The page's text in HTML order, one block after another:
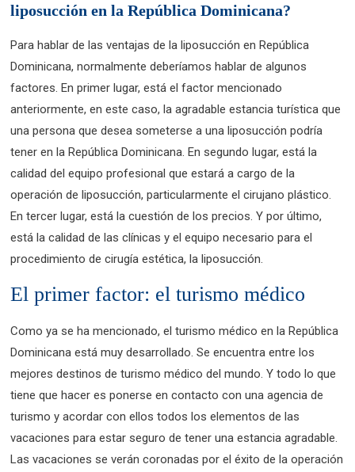
liposucción en la República Dominicana?
Para hablar de las ventajas de la liposucción en República
Dominicana, normalmente deberíamos hablar de algunos
factores. En primer lugar, está el factor mencionado
anteriormente, en este caso, la agradable estancia turística que
una persona que desea someterse a una liposucción podría
tener en la República Dominicana. En segundo lugar, está la
calidad del equipo profesional que estará a cargo de la
operación de liposucción, particularmente el cirujano plástico.
En tercer lugar, está la cuestión de los precios. Y por último,
está la calidad de las clínicas y el equipo necesario para el
procedimiento de cirugía estética, la liposucción.
El primer factor: el turismo médico
Como ya se ha mencionado, el turismo médico en la República
Dominicana está muy desarrollado. Se encuentra entre los
mejores destinos de turismo médico del mundo. Y todo lo que
tiene que hacer es ponerse en contacto con una agencia de
turismo y acordar con ellos todos los elementos de las
vacaciones para estar seguro de tener una estancia agradable.
Las vacaciones se verán coronadas por el éxito de la operación